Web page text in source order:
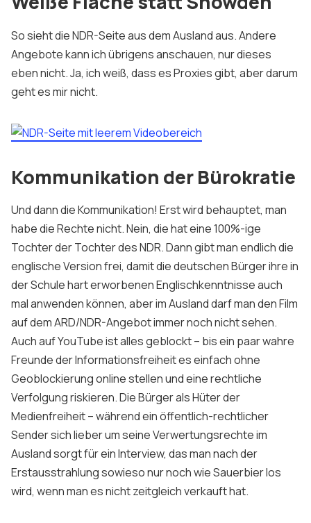
So sieht die NDR-Seite aus dem Ausland aus. Andere
Angebote kann ich übrigens anschauen, nur dieses
eben nicht. Ja, ich weiß, dass es Proxies gibt, aber darum
geht es mir nicht.
Kommunikation der Bürokratie
Und dann die Kommunikation! Erst wird behauptet, man
habe die Rechte nicht. Nein, die hat eine 100%-ige
Tochter der Tochter des NDR. Dann gibt man endlich die
englische Version frei, damit die deutschen Bürger ihre in
der Schule hart erworbenen Englischkenntnisse auch
mal anwenden können, aber im Ausland darf man den Film
auf dem ARD/NDR-Angebot immer noch nicht sehen.
Auch auf YouTube ist alles geblockt – bis ein paar wahre
Freunde der Informationsfreiheit es einfach ohne
Geoblockierung online stellen und eine rechtliche
Verfolgung riskieren. Die Bürger als Hüter der
Medienfreiheit – während ein öffentlich-rechtlicher
Sender sich lieber um seine Verwertungsrechte im
Ausland sorgt für ein Interview, das man nach der
Erstausstrahlung sowieso nur noch wie Sauerbier los
wird, wenn man es nicht zeitgleich verkauft hat.